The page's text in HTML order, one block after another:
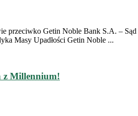
przeciwko Getin Noble Bank S.A. –
Masy Upadłości Getin Noble ...
z Millennium!